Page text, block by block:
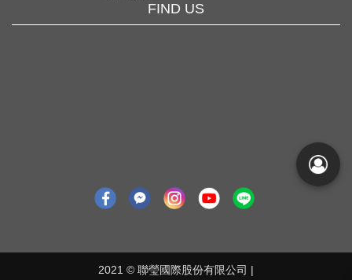
FIND US
2021 © 聯瑩國際股份有限公司 |